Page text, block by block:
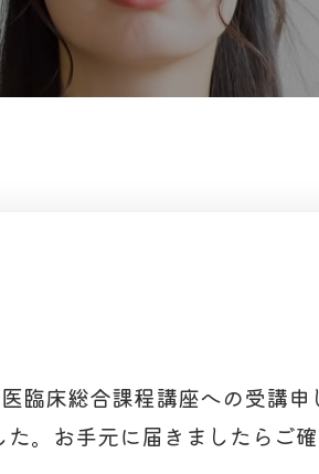
臨床総合課程講座への受講
。お手元に届きましたらご確